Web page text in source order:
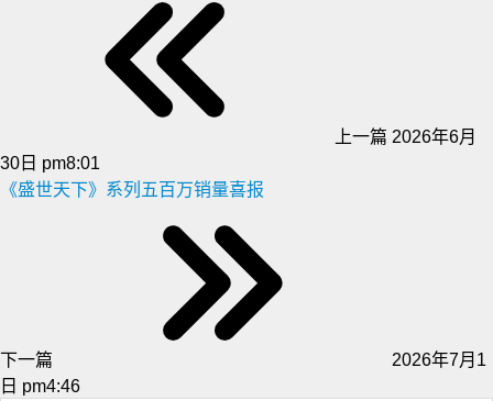
上一篇 2026年6月
30日 pm8:01
《盛世天下》系列五百万销量喜报
下一篇
2026年7月1
日 pm4:46